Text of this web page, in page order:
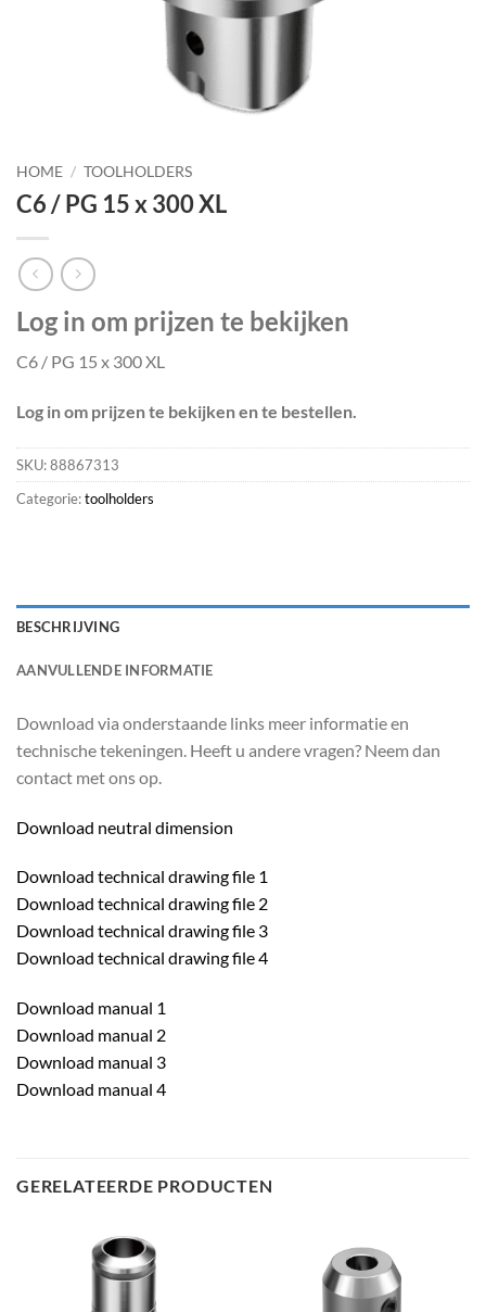
HOME / TOOLHOLDERS
C6 / PG 15 x 300 XL
Log in om prijzen te bekijken
C6 / PG 15 x 300 XL
Log in om prijzen te bekijken en te bestellen.
SKU:88867313
Categorie:toolholders
BESCHRIJVING
AANVULLENDE INFORMATIE
Download via onderstaande links meer informatie en
technische tekeningen. Heeft u andere vragen? Neem dan
contact met ons op.
Download neutral dimension
Download technical drawing file 1
Download technical drawing file 2
Download technical drawing file 3
Download technical drawing file 4
Download manual 1
Download manual 2
Download manual 3
Download manual 4
GERELATEERDE PRODUCTEN